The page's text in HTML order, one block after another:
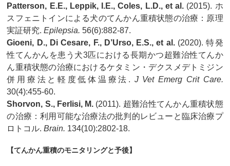
Patterson, E.E., Leppik, I.E., Coles, L.D., et al. (2015). ホ
スフェニトインによる犬のてんかん重積状態の治療：原理
実証研究.Epilepsia. 56(6):882-87.
Gioeni, D., Di Cesare, F., D’Urso, E.S., et al.(2020). 特発
性てんかんを患う犬3匹における長期かつ超難治性てんか
ん重積状態の治療におけるケタミン・デクスメデトミジン
併用療法と軽度低体温療法. J Vet Emerg Crit Care.
30(4):455-60.
Shorvon, S., Ferlisi, M. (2011). 超難治性てんかん重積状態
の治療：利用可能な治療法の批判的レビューと臨床治療プ
ロトコル.Brain. 134(10):2802-18.
【てんかん重積のモニタリングと予後】